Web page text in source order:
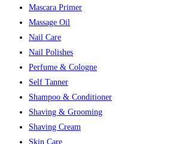
Mascara Primer
Massage Oil
Nail Care
Nail Polishes
Perfume & Cologne
Self Tanner
Shampoo & Conditioner
Shaving & Grooming
Shaving Cream
Skin Care